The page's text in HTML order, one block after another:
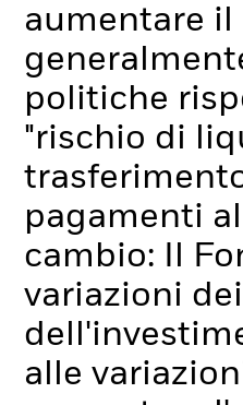
aumentare
politiche
"rischio di
pagamenti
cambio: Il
variazioni
alle